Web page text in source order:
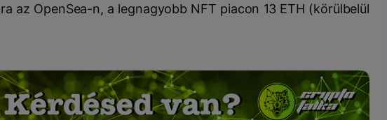
az OpenSea-n, a legnagyobb NFT piacon 13 ETH (körülbelül